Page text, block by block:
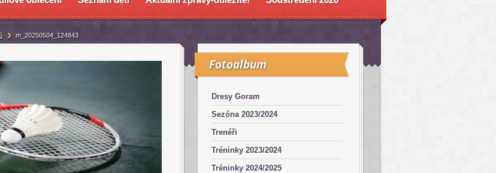
Fotoalbum
Dresy Goram
Sezóna 2023/2024
Trenéři
Tréninky 2023/2024
Tréninky 2024/2025
m_20250504_124843